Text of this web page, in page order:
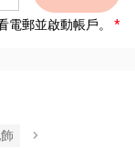
郵並啟動帳戶。